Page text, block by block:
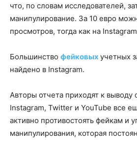
что, по словам исследователей,
манипулирование. За 10 евро
просмотров, тогда как на
Большинство фейковых учетных
найдено в Instagram.
Авторы отчета приходят к выводу
Instagram, Twitter и YouTube все
активно противостоять фейкам и
манипулирования, которая